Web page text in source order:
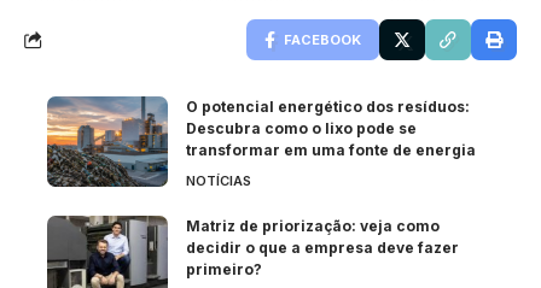
FACEBOOK
O potencial energético dos resíduos:
Descubra como o lixo pode se
transformar em uma fonte de energia
NOTÍCIAS
Matriz de priorização: veja como
decidir o que a empresa deve fazer
primeiro?